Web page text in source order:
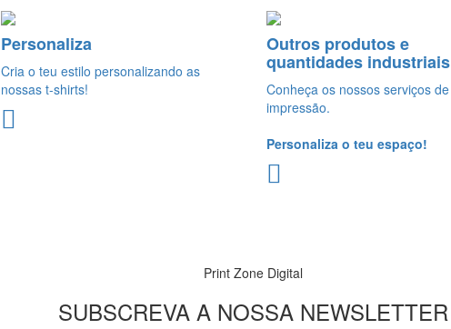
Personaliza
Cria o teu estilo personalizando as
nossas t-shirts!
Outros produtos e
quantidades industriais
Conheça os nossos serviços de
impressão.
Personaliza o teu espaço!
Print Zone Digital
SUBSCREVA A NOSSA NEWSLETTER